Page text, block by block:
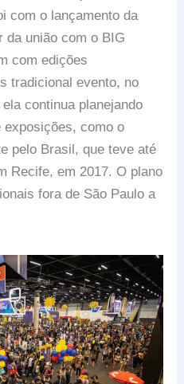
com o lançamento da
da união com o BIG
com edições
tradicional evento, no
continua planejando
exposições, como o
pelo Brasil, que teve até
Recife, em 2017. O plano
fora de São Paulo a